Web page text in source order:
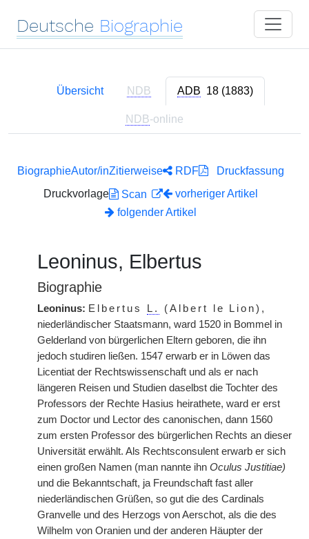
Deutsche Biographie
Übersicht NDB ADB 18 (1883)
NDB-online
BiographieAutor/inZitierweise RDF
Druckfassung
Druckvorlage
Scan
vorheriger Artikel
folgender Artikel
Leoninus, Elbertus
Biographie
Leoninus: Elbertus L. (Albert le Lion) ,
niederländischer Staatsmann, ward 1520 in Bommel in
Gelderland von bürgerlichen Eltern geboren, die ihn
jedoch studiren ließen. 1547 erwarb er in Löwen das
Licentiat der Rechtswissenschaft und als er nach
längeren Reisen und Studien daselbst die Tochter des
Professors der Rechte Hasius heirathete, ward er erst
zum Doctor und Lector des canonischen, dann 1560
zum ersten Professor des bürgerlichen Rechts an dieser
Universität erwählt. Als Rechtsconsulent erwarb er sich
einen großen Namen (man nannte ihn Oculus Justitiae)
und die Bekanntschaft, ja Freundschaft fast aller
niederländischen Grüßen, so gut die des Cardinals
Granvelle und des Herzogs von Aerschot, als die des
Wilhelm von Oranien und der anderen Häupter der